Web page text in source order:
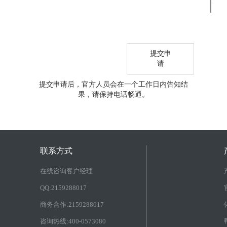
面
提交申
请
提交申请后，官方人员会在一个工作日内告知结
果，请保持电话畅通。
联系方式
在线咨询客户经理
QQ:2159288017
商务合作:2159288017
咨询热线:400-0573080